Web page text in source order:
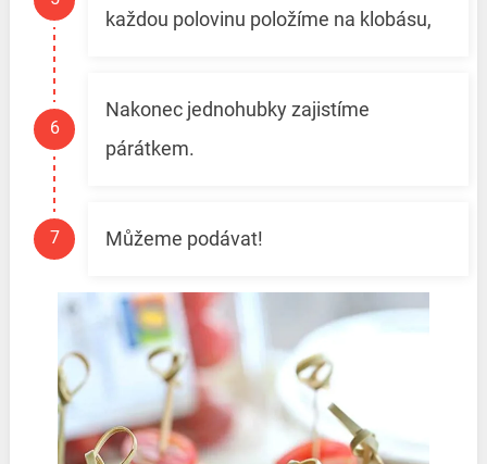
každou polovinu položíme na klobásu,
Nakonec jednohubky zajistíme
párátkem.
Můžeme podávat!